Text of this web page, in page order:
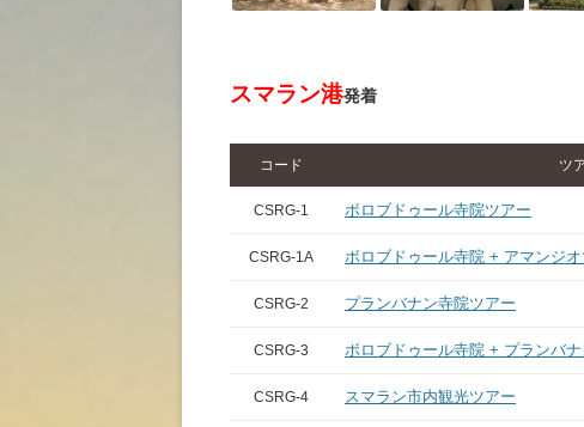
スマラン港発着
コード ツ
CSRG-1 ボロブドゥール寺院ツアー
CSRG-1A ボロブドゥール寺院 + アマンジ
CSRG-2 プランバナン寺院ツアー
CSRG-3 ボロブドゥール寺院 + プランバ
CSRG-4 スマラン市内観光ツアー